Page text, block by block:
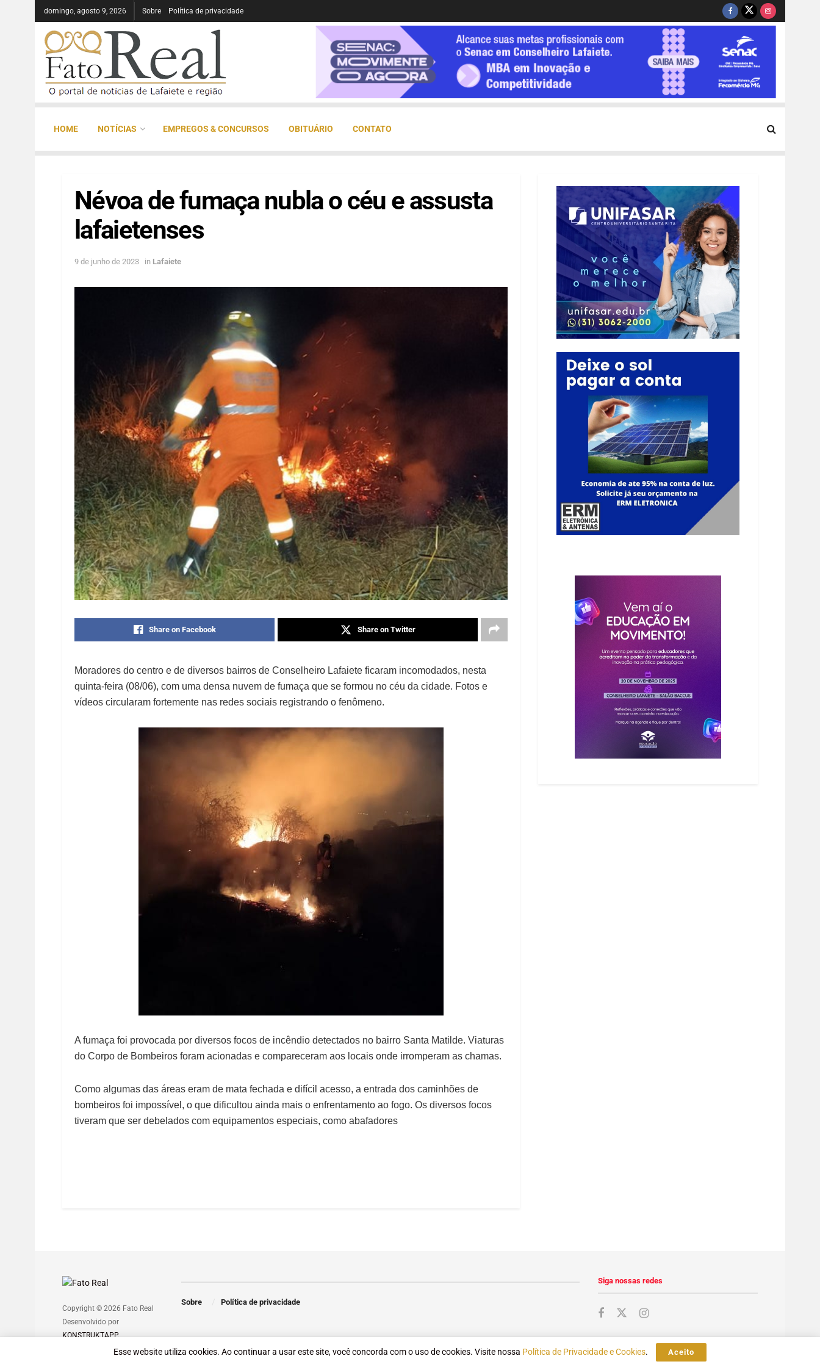
domingo, agosto 9, 2026 Sobre Política de privacidade
HOME NOTÍCIAS EMPREGOS & CONCURSOS OBITUÁRIO CONTATO
Névoa de fumaça nubla o céu e assusta
lafaietenses
9 de junho de 2023 in Lafaiete
Share on Facebook Share on Twitter
Moradores do centro e de diversos bairros de Conselheiro Lafaiete ficaram incomodados, nesta
quinta-feira (08/06), com uma densa nuvem de fumaça que se formou no céu da cidade. Fotos e
vídeos circularam fortemente nas redes sociais registrando o fenômeno.
A fumaça foi provocada por diversos focos de incêndio detectados no bairro Santa Matilde. Viaturas
do Corpo de Bombeiros foram acionadas e compareceram aos locais onde irromperam as chamas.
Como algumas das áreas eram de mata fechada e difícil acesso, a entrada dos caminhões de
bombeiros foi impossível, o que dificultou ainda mais o enfrentamento ao fogo. Os diversos focos
tiveram que ser debelados com equipamentos especiais, como abafadores
Copyright © 2026 Fato Real
Desenvolvido por
KONSTRUKTAPP.
Sobre Política de privacidade
Siga nossas redes
Esse website utiliza cookies. Ao continuar a usar este site, você concorda com o uso de cookies. Visite nossa Política de Privacidade e Cookies. Aceito